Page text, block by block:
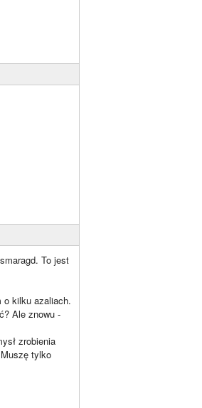
To jest
o kilku azaliach.
Ale znowu -
zrobienia
tylko